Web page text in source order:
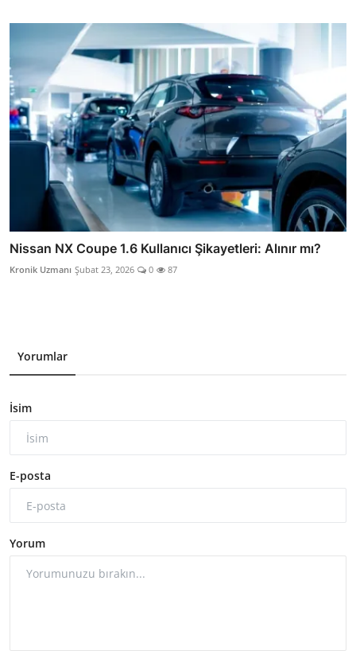
Nissan NX Coupe 1.6 Kullanıcı Şikayetleri: Alınır mı?
Kronik Uzmanı Şubat 23, 2026 0 87
Yorumlar
İsim
E-posta
Yorum